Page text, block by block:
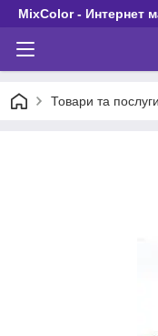
MixColor - Интернет
Товари та послуги